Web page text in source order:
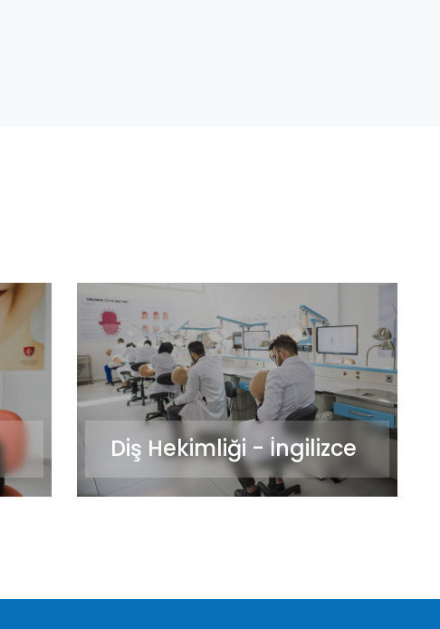
Diş Hekimliği - İngilizce